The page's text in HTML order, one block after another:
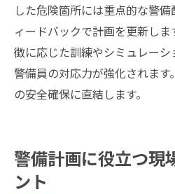
した危険箇所には重点的な警
ィードバックで計画を更新し
徴に応じた訓練やシミュレーシ
警備員の対応力が強化されま
の安全確保に直結します。
警備計画に役立つ現
ント